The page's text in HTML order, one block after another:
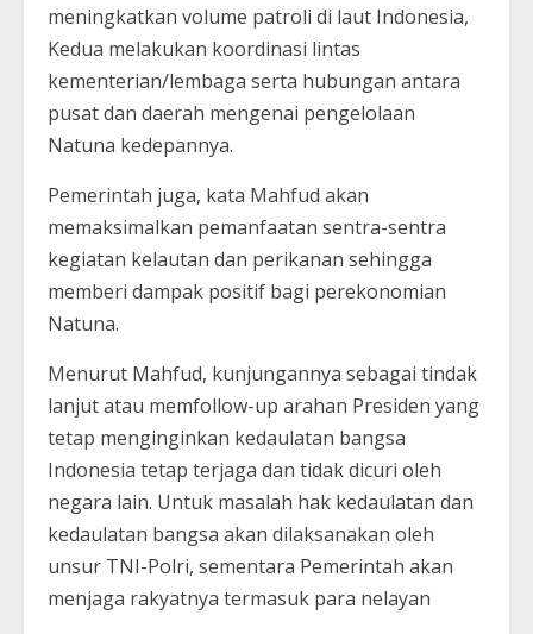
meningkatkan volume patroli di laut Indonesia,
Kedua melakukan koordinasi lintas
kementerian/lembaga serta hubungan antara
pusat dan daerah mengenai pengelolaan
Natuna kedepannya.
Pemerintah juga, kata Mahfud akan
memaksimalkan pemanfaatan sentra-sentra
kegiatan kelautan dan perikanan sehingga
memberi dampak positif bagi perekonomian
Natuna.
Menurut Mahfud, kunjungannya sebagai tindak
lanjut atau memfollow-up arahan Presiden yang
tetap menginginkan kedaulatan bangsa
Indonesia tetap terjaga dan tidak dicuri oleh
negara lain. Untuk masalah hak kedaulatan dan
kedaulatan bangsa akan dilaksanakan oleh
unsur TNI-Polri, sementara Pemerintah akan
menjaga rakyatnya termasuk para nelayan